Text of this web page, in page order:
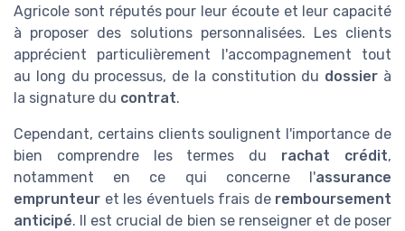
Agricole sont réputés pour leur écoute et leur capacité
à proposer des solutions personnalisées. Les clients
apprécient particulièrement l'accompagnement tout
au long du processus, de la constitution du dossier à
la signature du contrat.
Cependant, certains clients soulignent l'importance de
bien comprendre les termes du rachat crédit,
notamment en ce qui concerne l'assurance
emprunteur et les éventuels frais de remboursement
anticipé. Il est crucial de bien se renseigner et de poser